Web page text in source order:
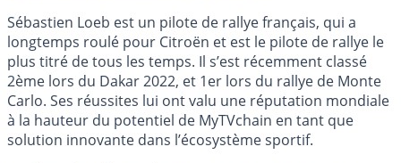
Sébastien Loeb est un pilote de rallye français, qui a
longtemps roulé pour Citroën et est le pilote de rallye le
plus titré de tous les temps. Il s’est récemment classé
2ème lors du Dakar 2022, et 1er lors du rallye de Monte
Carlo. Ses réussites lui ont valu une réputation mondiale
à la hauteur du potentiel de MyTVchain en tant que
solution innovante dans l’écosystème sportif.